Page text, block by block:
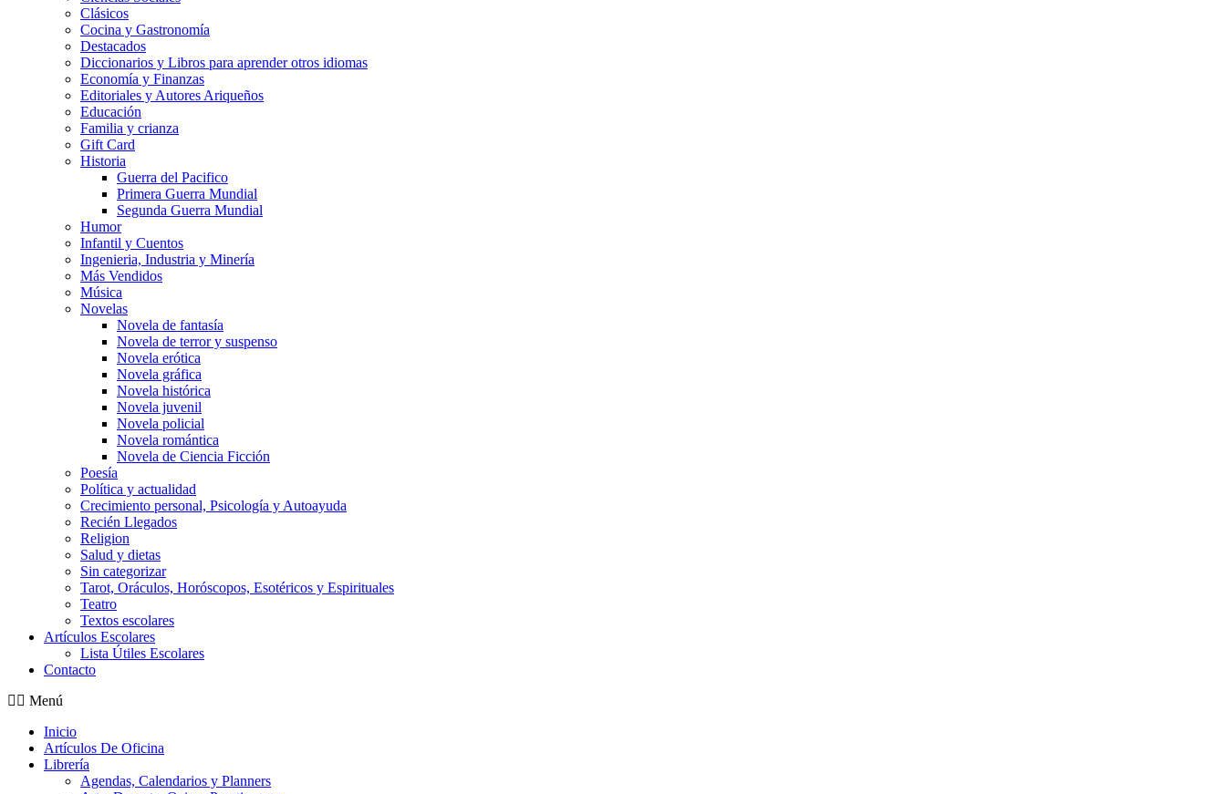
Clásicos
Cocina y Gastronomía
Destacados
Diccionarios y Libros para aprender otros idiomas
Economía y Finanzas
Editoriales y Autores Ariqueños
Educación
Familia y crianza
Gift Card
Historia
Guerra del Pacifico
Primera Guerra Mundial
Segunda Guerra Mundial
Humor
Infantil y Cuentos
Ingenieria, Industria y Minería
Más Vendidos
Música
Novelas
Novela de fantasía
Novela de terror y suspenso
Novela erótica
Novela gráfica
Novela histórica
Novela juvenil
Novela policial
Novela romántica
Novela de Ciencia Ficción
Poesía
Política y actualidad
Crecimiento personal, Psicología y Autoayuda
Recién Llegados
Religion
Salud y dietas
Sin categorizar
Tarot, Oráculos, Horóscopos, Esotéricos y Espirituales
Teatro
Textos escolares
Artículos Escolares
Lista Útiles Escolares
Contacto
Menú
Inicio
Artículos De Oficina
Librería
Agendas, Calendarios y Planners